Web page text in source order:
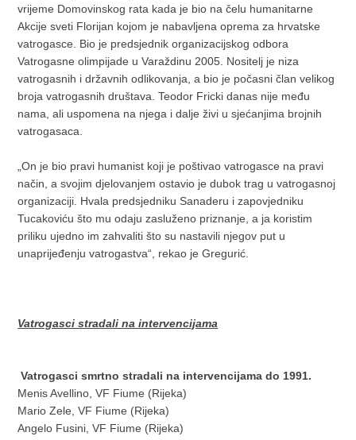
vrijeme Domovinskog rata kada je bio na čelu humanitarne
Akcije sveti Florijan kojom je nabavljena oprema za hrvatske
vatrogasce. Bio je predsjednik organizacijskog odbora
Vatrogasne olimpijade u Varaždinu 2005. Nositelj je niza
vatrogasnih i državnih odlikovanja, a bio je počasni član velikog
broja vatrogasnih društava. Teodor Fricki danas nije među
nama, ali uspomena na njega i dalje živi u sjećanjima brojnih
vatrogasaca.
„On je bio pravi humanist koji je poštivao vatrogasce na pravi
način, a svojim djelovanjem ostavio je dubok trag u vatrogasnoj
organizaciji. Hvala predsjedniku Sanaderu i zapovjedniku
Tucakoviću što mu odaju zasluženo priznanje, a ja koristim
priliku ujedno im zahvaliti što su nastavili njegov put u
unaprijeđenju vatrogastva“, rekao je Gregurić.
Vatrogasci stradali na intervencijama
Vatrogasci smrtno stradali na intervencijama do 1991.
Menis Avellino, VF Fiume (Rijeka)
Mario Zele, VF Fiume (Rijeka)
Angelo Fusini, VF Fiume (Rijeka)